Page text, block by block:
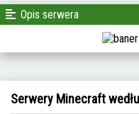
Opis serwera
Serwery Minecraft